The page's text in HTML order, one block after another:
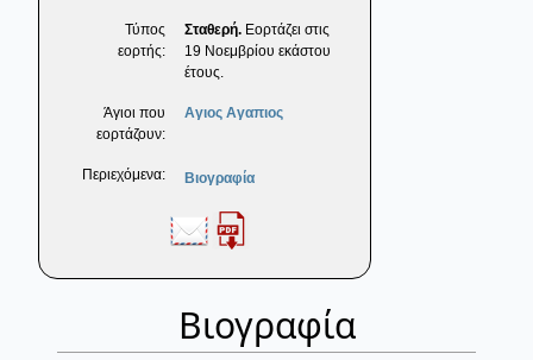
Τύπος
εορτής:
Σταθερή. Εορτάζει στις
19 Νοεμβρίου εκάστου
έτους.
Άγιοι που
εορτάζουν:
Αγιος Αγαπιος
Περιεχόμενα: Βιογραφία
Βιογραφία